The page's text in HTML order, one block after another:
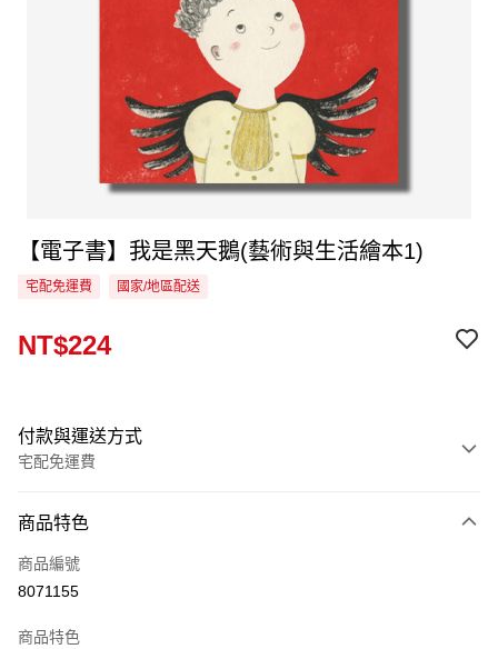
【電子書】我是黑天鵝(藝術與生活繪本1)
宅配免運費 國家/地區配送
NT$224
付款與運送方式
宅配免運費
信用卡一次付款
LINE Pay
商品特色
商品編號
8071155
商品特色